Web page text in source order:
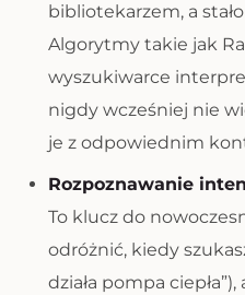
bibliotekarzem, a
Algorytmy takie jak
wyszukiwarce
nigdy wcześniej nie
je z odpowiednim
Rozpoznawanie
To klucz do
odróżnić, kiedy
działa pompa